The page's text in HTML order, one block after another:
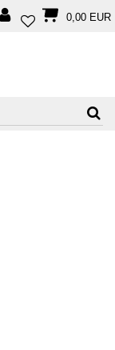
0,00 EUR